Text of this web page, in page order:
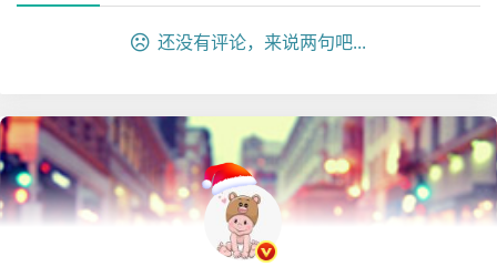
还没有评论，来说两句吧...